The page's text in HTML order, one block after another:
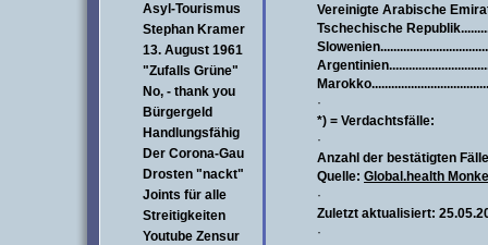
Asyl-Tourismus
Stephan Kramer
13. August 1961
"Zufalls Grüne"
No, - thank you
Bürgergeld
Handlungsfähig
Der Corona-Gau
Drosten "nackt"
Joints für alle
Streitigkeiten
Youtube Zensur
Vereinigte Arabische
Tschechische
·
*) = Verdachtsfälle:
·
Anzahl der bestätigten
Quelle: Global.health
·
Zuletzt aktualisiert:
·